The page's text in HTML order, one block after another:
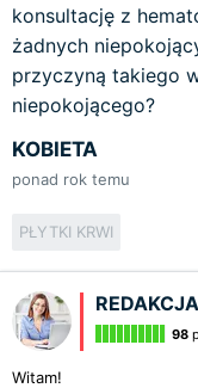
konsultację z
żadnych
przyczyną takiego
niepokojącego?
KOBIETA
ponad rok temu
PŁYTKI KRWI
98
Witam!